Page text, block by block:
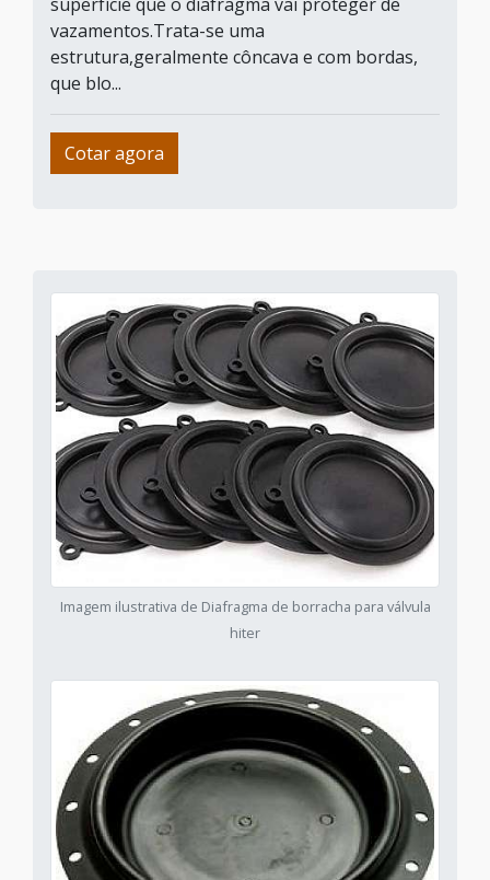
vazamentos.Trata-se uma
estrutura,geralmente côncava e com bordas,
que blo...
Cotar agora
Imagem ilustrativa de Diafragma de borracha para válvula
hiter